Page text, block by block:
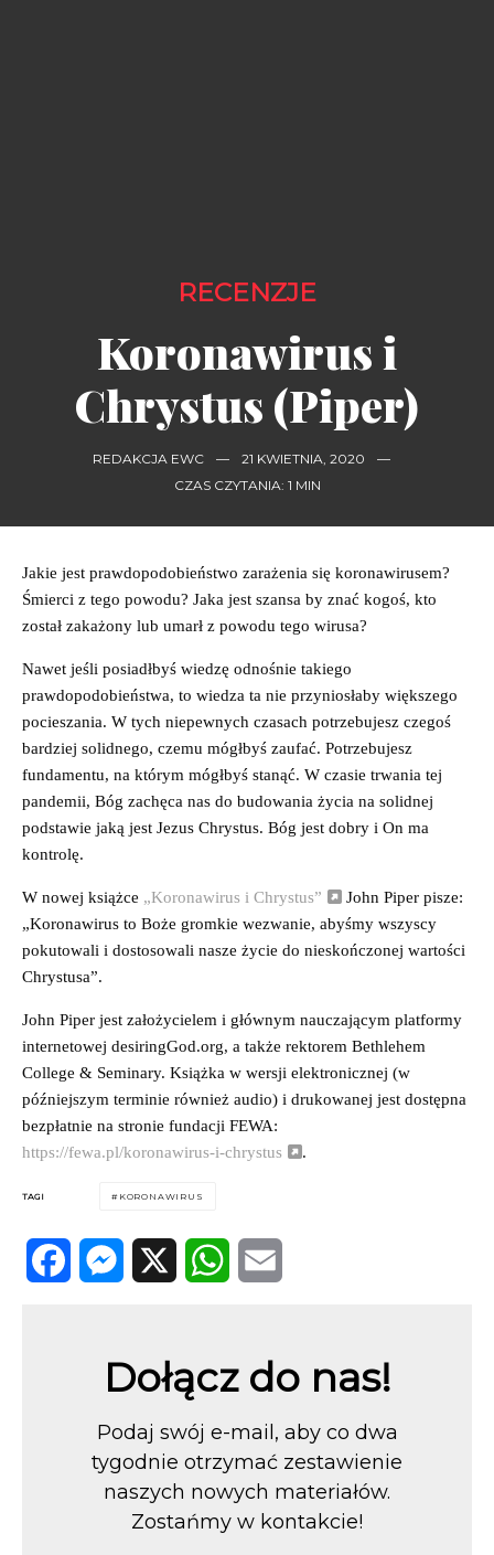
RECENZJE
Koronawirus i
Chrystus (Piper)
REDAKCJA EWC — 21 KWIETNIA, 2020
—
CZAS CZYTANIA: 1 MIN
Jakie jest prawdopodobieństwo zarażenia się koronawirusem?
Śmierci z tego powodu? Jaka jest szansa by znać kogoś, kto
został zakażony lub umarł z powodu tego wirusa?
Nawet jeśli posiadłbyś wiedzę odnośnie takiego
prawdopodobieństwa, to wiedza ta nie przyniosłaby większego
pocieszania. W tych niepewnych czasach potrzebujesz czegoś
bardziej solidnego, czemu mógłbyś zaufać. Potrzebujesz
fundamentu, na którym mógłbyś stanąć. W czasie trwania tej
pandemii, Bóg zachęca nas do budowania życia na solidnej
podstawie jaką jest Jezus Chrystus. Bóg jest dobry i On ma
kontrolę.
W nowej książce „Koronawirus i Chrystus”
John Piper pisze:
„Koronawirus to Boże gromkie wezwanie, abyśmy wszyscy
pokutowali i dostosowali nasze życie do nieskończonej wartości
Chrystusa”.
John Piper jest założycielem i głównym nauczającym platformy
internetowej desiringGod.org, a także rektorem Bethlehem
College & Seminary. Książka w wersji elektronicznej (w
późniejszym terminie również audio) i drukowanej jest dostępna
bezpłatnie na stronie fundacji FEWA:
https://fewa.pl/koronawirus-i-chrystus
.
TAGI KORONAWIRUS
Dołącz do nas!
Podaj swój e-mail, aby co dwa
tygodnie otrzymać zestawienie
naszych nowych materiałów.
Zostańmy w kontakcie!